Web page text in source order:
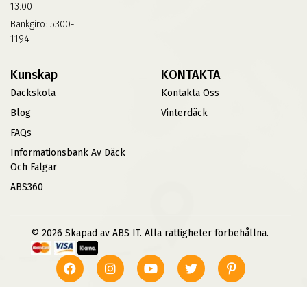
13:00
Bankgiro: 5300-
1194
Kunskap
Däckskola
Blog
FAQs
Informationsbank Av Däck
Och Fälgar
ABS360
KONTAKTA
Kontakta Oss
Vinterdäck
© 2026 Skapad av ABS IT. Alla rättigheter förbehållna.